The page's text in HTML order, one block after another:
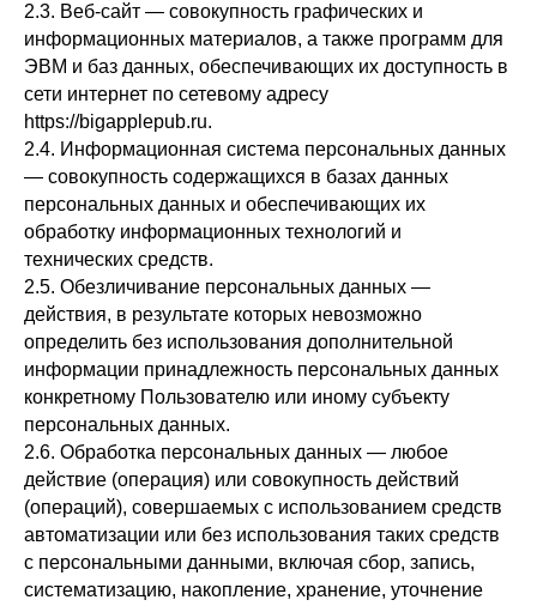
2.3. Веб-сайт — совокупность графических и
информационных материалов, а также программ для
ЭВМ и баз данных, обеспечивающих их доступность в
сети интернет по сетевому адресу
https://bigapplepub.ru.
2.4. Информационная система персональных данных
— совокупность содержащихся в базах данных
персональных данных и обеспечивающих их
обработку информационных технологий и
технических средств.
2.5. Обезличивание персональных данных —
действия, в результате которых невозможно
определить без использования дополнительной
информации принадлежность персональных данных
конкретному Пользователю или иному субъекту
персональных данных.
2.6. Обработка персональных данных — любое
действие (операция) или совокупность действий
(операций), совершаемых с использованием средств
автоматизации или без использования таких средств
с персональными данными, включая сбор, запись,
систематизацию, накопление, хранение, уточнение